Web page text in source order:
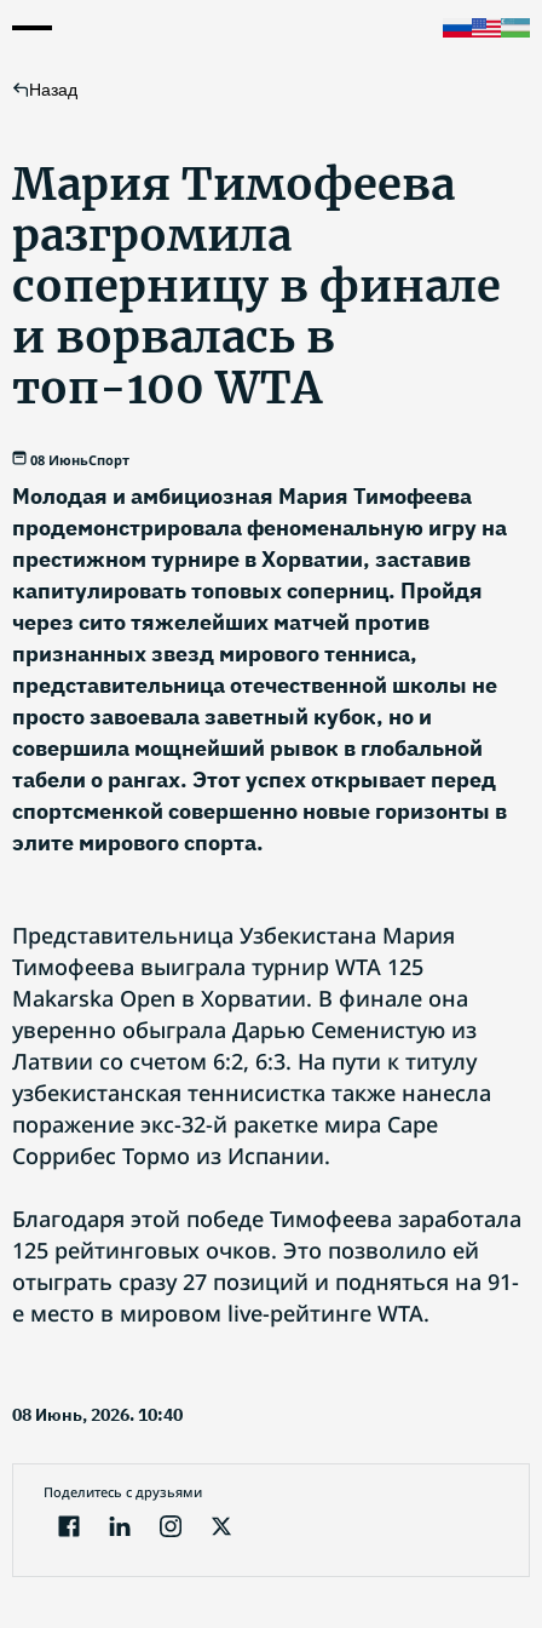
Назад
Мария Тимофеева
разгромила
соперницу в финале
и ворвалась в
топ-100 WTA
08 ИюньСпорт
Молодая и амбициозная Мария Тимофеева
продемонстрировала феноменальную игру на
престижном турнире в Хорватии, заставив
капитулировать топовых соперниц. Пройдя
через сито тяжелейших матчей против
признанных звезд мирового тенниса,
представительница отечественной школы не
просто завоевала заветный кубок, но и
совершила мощнейший рывок в глобальной
табели о рангах. Этот успех открывает перед
спортсменкой совершенно новые горизонты в
элите мирового спорта.
Представительница Узбекистана Мария
Тимофеева выиграла турнир WTA 125
Makarska Open в Хорватии. В финале она
уверенно обыграла Дарью Семенистую из
Латвии со счетом 6:2, 6:3. На пути к титулу
узбекистанская теннисистка также нанесла
поражение экс-32-й ракетке мира Саре
Соррибес Тормо из Испании.
Благодаря этой победе Тимофеева заработала
125 рейтинговых очков. Это позволило ей
отыграть сразу 27 позиций и подняться на 91-
е место в мировом live-рейтинге WTA.
08 Июнь, 2026. 10:40
Поделитесь с друзьями